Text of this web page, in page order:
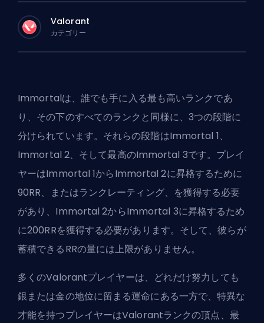
Valorant
カテゴリー
Immortalは、誰でも手に入る最も高いランクであ
り、その下のすべてのランクと同様に、3つの段階に
分けられています。それらの段階はImmortal 1、
Immortal 2、そして最高のImmortal 3です。プレイ
ヤーはImmortal 1からImmortal 2に昇格するために
90RR、またはランクレーティング、を獲得する必要
があり、Immortal 2からImmortal 3に昇格するため
に200RRを獲得する必要があります。そして、彼らが
蓄積できるRRの量には上限がありません。
多くのValorantプレイヤーは、どれだけ努力しても
銀または金の地位に留まる運命にある一方で、特異な
才能を持つプレイヤーはValorantランクの頂点、最